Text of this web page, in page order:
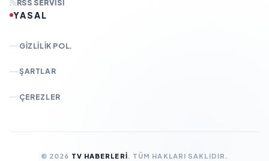
RSS SERVISI
YASAL
GIZLILIK POL.
ŞARTLAR
ÇEREZLER
© 2026 TV HABERLERI. TÜM HAKLARI SAKLIDIR.